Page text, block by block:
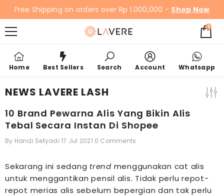
SKIP TO CONTENT
Free Shipping on orders over Rp 1.000,000 - Shop Now
00
items
Home Best Sellers Search Account Whatsapp
NEWS LAVERE LASH
10 Brand Pewarna Alis Yang Bikin Alis
Tebal Secara Instan Di Shopee
By Handi Setyadi 17 Jul 2021 0 Comments
Sekarang ini sedang trend menggunakan cat alis
untuk menggantikan pensil alis. Tidak perlu repot-
repot merias alis sebelum bepergian dan tak perlu